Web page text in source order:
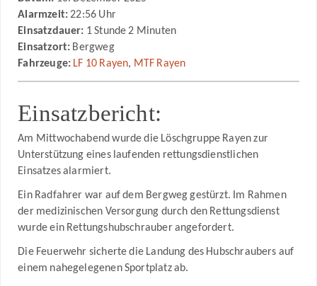
Alarmzeit:22:56 Uhr
Einsatzdauer: 1 Stunde 2 Minuten
Einsatzort: Bergweg
Fahrzeuge: LF 10 Rayen, MTF Rayen
Einsatzbericht:
Am Mittwochabend wurde die Löschgruppe Rayen zur
Unterstützung eines laufenden rettungsdienstlichen
Einsatzes alarmiert.
Ein Radfahrer war auf dem Bergweg gestürzt. Im Rahmen
der medizinischen Versorgung durch den Rettungsdienst
wurde ein Rettungshubschrauber angefordert.
Die Feuerwehr sicherte die Landung des Hubschraubers auf
einem nahegelegenen Sportplatz ab.